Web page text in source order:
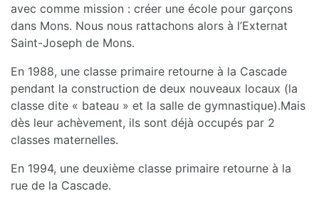
avec comme mission : créer une école pour garçons
dans Mons. Nous nous rattachons alors à l’Externat
Saint-Joseph de Mons.
En 1988, une classe primaire retourne à la Cascade
pendant la construction de deux nouveaux locaux (la
classe dite « bateau » et la salle de gymnastique).Mais
dès leur achèvement, ils sont déjà occupés par 2
classes maternelles.
En 1994, une deuxième classe primaire retourne à la
rue de la Cascade.